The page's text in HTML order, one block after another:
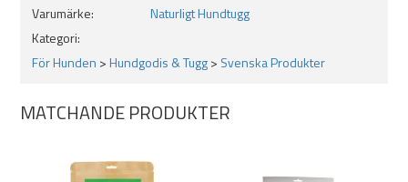
Varumärke:
Naturligt Hundtugg
Kategori:
För Hunden >Hundgodis & Tugg> Svenska Produkter
MATCHANDE PRODUKTER